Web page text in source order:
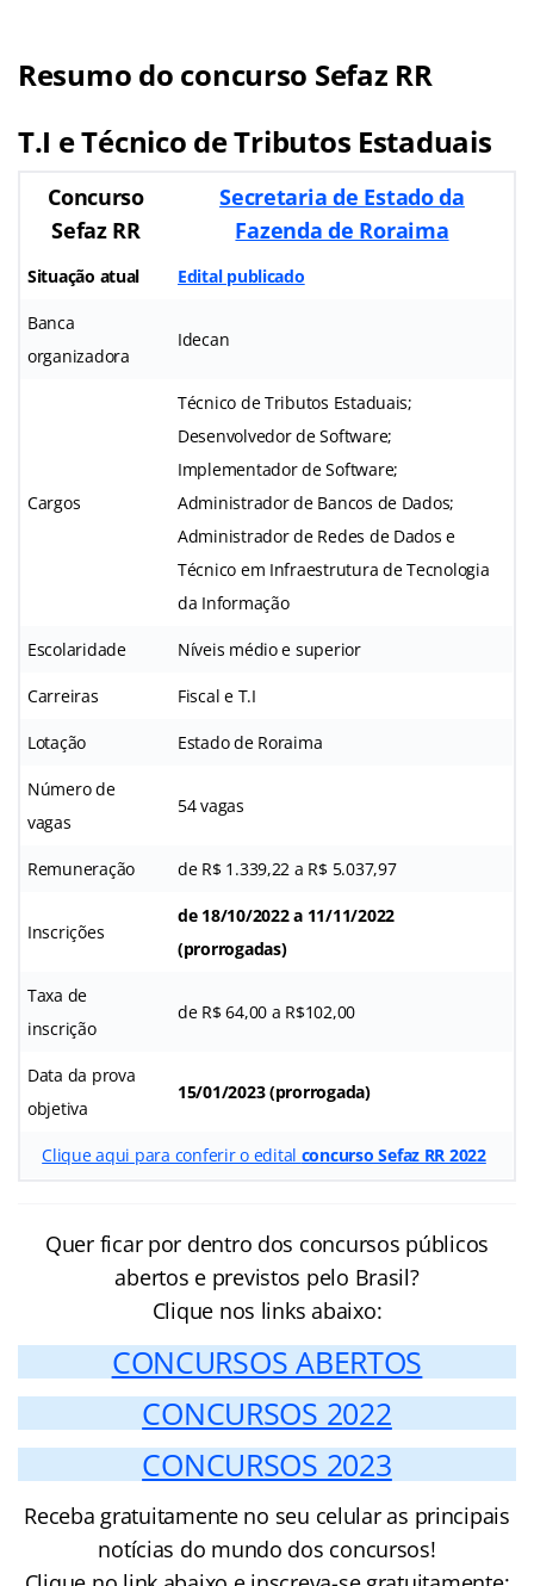
Resumo do concurso Sefaz RR
T.I e Técnico de Tributos Estaduais
Concurso
Sefaz RR
Secretaria de Estado da
Fazenda de Roraima
Situação atual Edital publicado
Banca
organizadora
Idecan
Cargos
Técnico de Tributos Estaduais;
Desenvolvedor de Software;
Implementador de Software;
Administrador de Bancos de Dados;
Administrador de Redes de Dados e
Técnico em Infraestrutura de Tecnologia
da Informação
Escolaridade Níveis médio e superior
Carreiras Fiscal e T.I
Lotação Estado de Roraima
Número de
vagas
54 vagas
Remuneração de R$ 1.339,22 a R$ 5.037,97
Inscrições
de 18/10/2022 a 11/11/2022
(prorrogadas)
Taxa de
inscrição
de R$ 64,00 a R$102,00
Data da prova
objetiva
15/01/2023 (prorrogada)
Clique aqui para conferir o edital concurso Sefaz RR 2022
Quer ficar por dentro dos concursos públicos
abertos e previstos pelo Brasil?
Clique nos links abaixo:
CONCURSOS ABERTOS
CONCURSOS 2022
CONCURSOS 2023
Receba gratuitamente no seu celular as principais
notícias do mundo dos concursos!